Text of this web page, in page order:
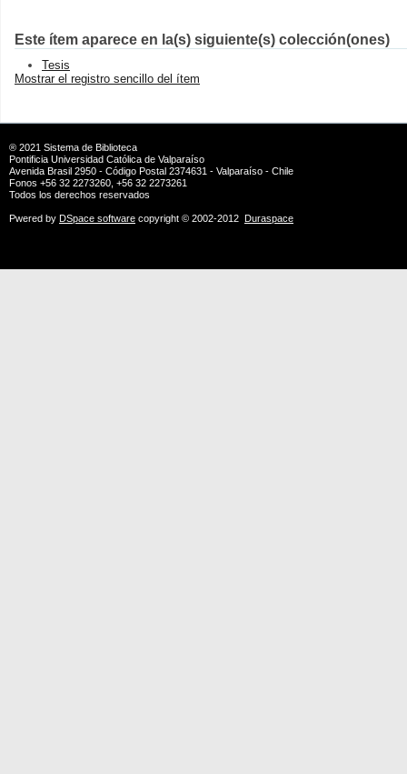
Este ítem aparece en la(s) siguiente(s) colección(ones)
Tesis
Mostrar el registro sencillo del ítem
® 2021 Sistema de Biblioteca
Pontificia Universidad Católica de Valparaíso
Avenida Brasil 2950 - Código Postal 2374631 - Valparaíso - Chile
Fonos +56 32 2273260, +56 32 2273261
Todos los derechos reservados
Pwered by DSpace software copyright © 2002-2012 Duraspace